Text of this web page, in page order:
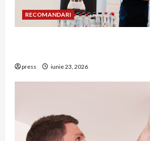
RECOMANDARI
press iunie 23, 2026